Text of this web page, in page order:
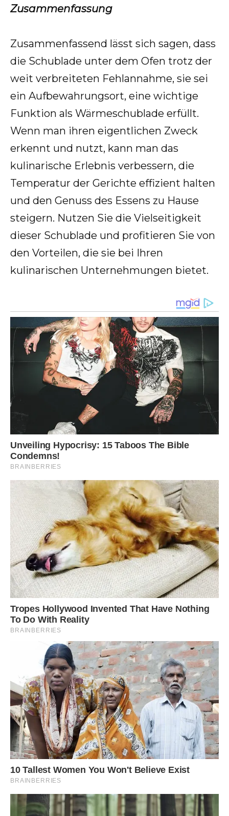
Zusammenfassung
Zusammenfassend lässt sich sagen, dass
die Schublade unter dem Ofen trotz der
weit verbreiteten Fehlannahme, sie sei
ein Aufbewahrungsort, eine wichtige
Funktion als Wärmeschublade erfüllt.
Wenn man ihren eigentlichen Zweck
erkennt und nutzt, kann man das
kulinarische Erlebnis verbessern, die
Temperatur der Gerichte effizient halten
und den Genuss des Essens zu Hause
steigern. Nutzen Sie die Vielseitigkeit
dieser Schublade und profitieren Sie von
den Vorteilen, die sie bei Ihren
kulinarischen Unternehmungen bietet.